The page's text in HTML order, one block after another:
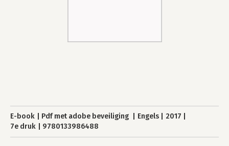
E-book Pdf met adobe beveiliging Engels
2017
7e druk
9780133986488